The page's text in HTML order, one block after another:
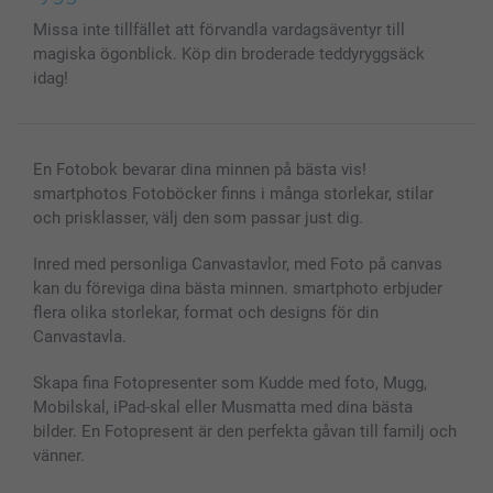
Fotoalmanackor & Fotoagenda
Fotoramar & Tillbehör
Investor Relations
Status på beställningar
Missa inte tillfället att förvandla vardagsäventyr till
magiska ögonblick. Köp din broderade teddyryggsäck
idag!
En Fotobok bevarar dina minnen på bästa vis!
smartphotos Fotoböcker finns i många storlekar, stilar
och prisklasser, välj den som passar just dig.
Inred med personliga Canvastavlor, med Foto på canvas
kan du föreviga dina bästa minnen. smartphoto erbjuder
flera olika storlekar, format och designs för din
Canvastavla.
Skapa fina Fotopresenter som Kudde med foto, Mugg,
Mobilskal, iPad-skal eller Musmatta med dina bästa
bilder. En Fotopresent är den perfekta gåvan till familj och
vänner.